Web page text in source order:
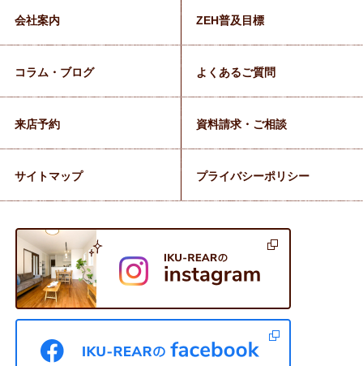
会社案内 ZEH普及目標
コラム・ブログ よくあるご質問
来店予約 資料請求・ご相談
サイトマップ プライバシーポリシー